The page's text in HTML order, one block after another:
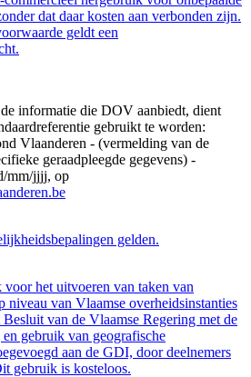
dat daar kosten aan verbonden zijn.
geldt een
informatie die DOV aanbiedt, dient
gebruikt te worden:
Vlaanderen - (vermelding van de
geraadpleegde gegevens) -
mm/jjjj, op
gelden.
voor het uitvoeren van taken van
niveau van Vlaamse overheidsinstanties
van de Vlaamse Regering met de
gebruik van geografische
aan de GDI, door deelnemers
gebruik is kosteloos.